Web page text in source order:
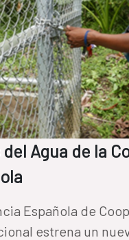
del Agua de la
Española de
estrena un